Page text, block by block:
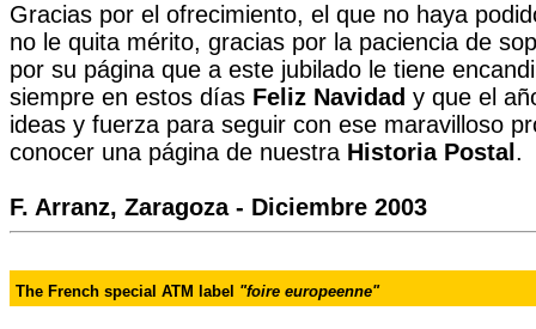
Gracias por el ofrecimiento, el que no haya
no le quita mérito, gracias por la paciencia de
por su página que a este jubilado le tiene
siempre en estos días Feliz Navidad y que el
ideas y fuerza para seguir con ese maravilloso
conocer una página de nuestra Historia Postal .
F. Arranz, Zaragoza - Diciembre 2003
The French special ATM label "foire europeenne"